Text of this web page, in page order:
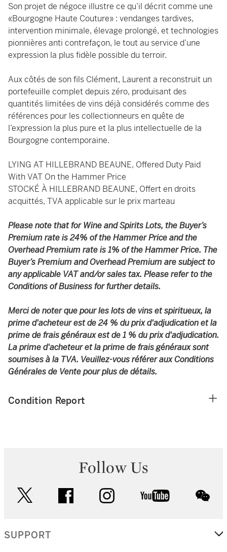
Son projet de négoce illustre ce qu’il décrit comme une
«Bourgogne Haute Couture» : vendanges tardives,
intervention minimale, élevage prolongé, et technologies
pionnières anti contrefaçon, le tout au service d’une
expression la plus fidèle possible du terroir.
Aux côtés de son fils Clément, Laurent a reconstruit un
portefeuille complet depuis zéro, produisant des
quantités limitées de vins déjà considérés comme des
références pour les collectionneurs en quête de
l’expression la plus pure et la plus intellectuelle de la
Bourgogne contemporaine.
LYING AT HILLEBRAND BEAUNE, Offered Duty Paid
With VAT On the Hammer Price
STOCKÉ À HILLEBRAND BEAUNE, Offert en droits
acquittés, TVA applicable sur le prix marteau
Please note that for Wine and Spirits Lots, the Buyer’s
Premium rate is 24% of the Hammer Price and the
Overhead Premium rate is 1% of the Hammer Price. The
Buyer’s Premium and Overhead Premium are subject to
any applicable VAT and/or sales tax. Please refer to the
Conditions of Business for further details.
Merci de noter que pour les lots de vins et spiritueux, la
prime d'acheteur est de 24 % du prix d'adjudication et la
prime de frais généraux est de 1 % du prix d'adjudication.
La prime d'acheteur et la prime de frais généraux sont
soumises à la TVA. Veuillez-vous référer aux Conditions
Générales de Vente pour plus de détails.
Condition Report
Follow Us
facebook instagram youtube
SUPPORT